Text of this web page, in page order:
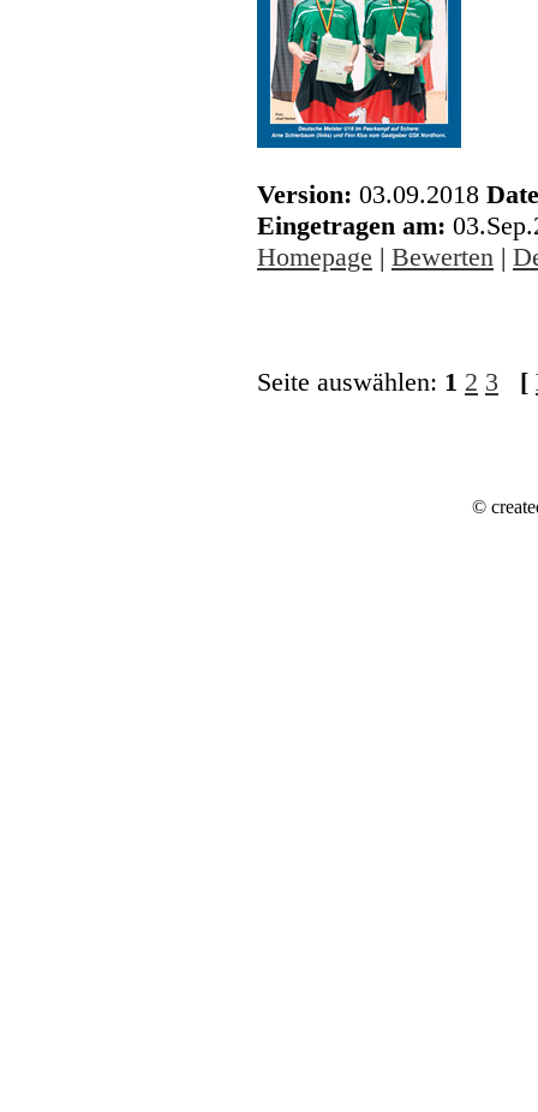
Version: 03.09.2018
Eingetragen am:
Homepage | Bewerten |
Seite auswählen: 1 2 3 [
©